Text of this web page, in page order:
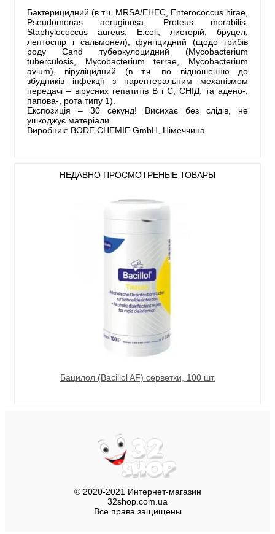
Бактерицидний (в т.ч. MRSA/EHEC, Enterococcus hirae,
Pseudomonas aeruginosa, Proteus morabilis,
Staphylococcus aureus, E.coli, листерій, бруцел,
лептоспір і сальмонел), фунгіцидний (щодо грибів
роду Сand туберкулоцидний (Mycobacterium
tuberculosis, Mycobacterium terrae, Mycobacterium
avium), віруліцидний (в т.ч. по відношенню до
збудників інфекції з парентеральним механізмом
передачі – вірусних гепатитів В і С, СНІД, та адено-,
папова-, рота типу 1).
Експозиція – 30 секунд! Висихає без слідів, не
ушкоджує матеріали.
Виробник: BODE CHEMIE GmbH, Німеччина
НЕДАВНО ПРОСМОТРЕНЫЕ ТОВАРЫ
Бацилол (Bacillol AF) серветки, 100 шт.
© 2020-2021 Интернет-магазин
32shop.com.ua
Все права защищены